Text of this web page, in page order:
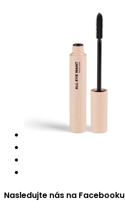
Nasledujte nás na Facebooku